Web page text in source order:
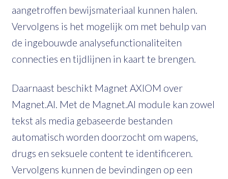
aangetroffen bewijsmateriaal kunnen halen.
Vervolgens is het mogelijk om met behulp van
de ingebouwde analysefunctionaliteiten
connecties en tijdlijnen in kaart te brengen.
Daarnaast beschikt Magnet AXIOM over
Magnet.AI. Met de Magnet.AI module kan zowel
tekst als media gebaseerde bestanden
automatisch worden doorzocht om wapens,
drugs en seksuele content te identificeren.
Vervolgens kunnen de bevindingen op een